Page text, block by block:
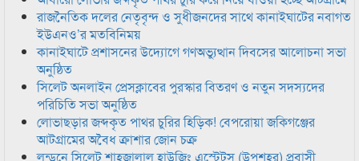
রাজনৈতিক দলের নেতৃবৃন্দ ও সুধীজনদের সাথে কানাইঘাটের নবাগত
ইউএনও’র মতবিনিময়
কানাইঘাটে প্রশাসনের উদ্যোগে গণঅভ্যুত্থান দিবসের আলোচনা সভা
অনুষ্ঠিত
সিলেট অনলাইন প্রেসক্লাবের পুরস্কার বিতরণ ও নতুন সদস্যদের
পরিচিতি সভা অনুষ্ঠিত
লোভাছড়ার জব্দকৃত পাথর চুরির হিড়িক! বেপরোয়া জকিগঞ্জের
আটগ্রামের অবৈধ ক্রাশার জোন চক্র
লন্ডনে সিলেট শাহজালাল হাউজিং এস্টেটস (উপশহর) প্রবাসী